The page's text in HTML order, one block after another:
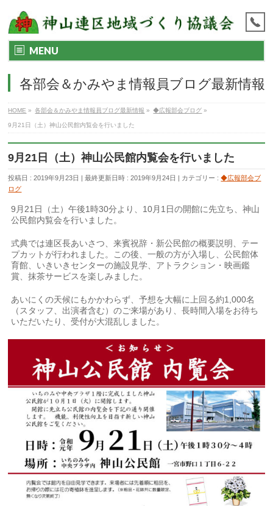
MENU
各部会＆かみやま情報員ブログ最新情報
HOME » 各部会＆かみやま情報員ブログ最新情報 » ◆広報部会ブログ »
9月21日（土）神山公民館内覧会を行いました
9月21日（土）神山公民館内覧会を行いました
投稿日 : 2019年9月23日 最終更新日時 : 2019年9月24日 カテゴリー :◆広報部会ブ
ログ
9月21日（土）午後1時30分より、10月1日の開館に先立ち、神山
公民館内覧会を行いました。
式典では連区長あいさつ、来賓祝辞・新公民館の概要説明、テー
プカットが行われました。この後、一般の方が入場し、公民館体
育館、いきいきセンターの施設見学、アトラクション・映画鑑
賞、抹茶サービスを楽しみました。
あいにくの天候にもかかわらず、予想を大幅に上回る約1,000名
（スタッフ、出演者含む）のご来場があり、長時間入場をお待ち
いただいたり、受付が大混乱しました。